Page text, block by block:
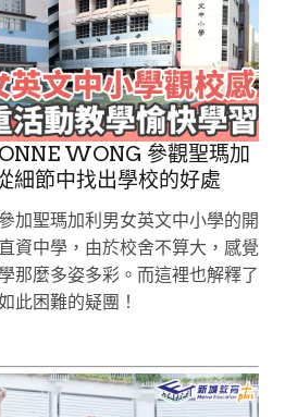
WONG 參觀聖瑪加
細節中找出學校的好處
加聖瑪加利男女英文中小學的開
資中學，由於校舍不算大，感覺
那麼多姿多彩。而這裡也解釋了
此困難的疑團！